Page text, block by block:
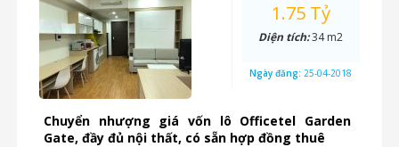
Chuyển nhượng giá vốn lô Officetel Garden
Gate, đầy đủ nội thất, có sẵn hợp đồng thuê
1.75 Tỷ
Diện tích:34 m2
Ngày đăng: 25-04-2018